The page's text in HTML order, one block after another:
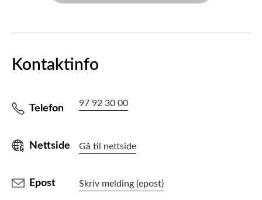
Kontaktinfo
Telefon 97 92 30 00
Nettside Gå til nettside
Epost Skriv melding (epost)